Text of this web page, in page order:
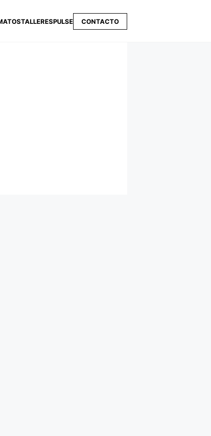
TALLERESPULSE CONTACTO